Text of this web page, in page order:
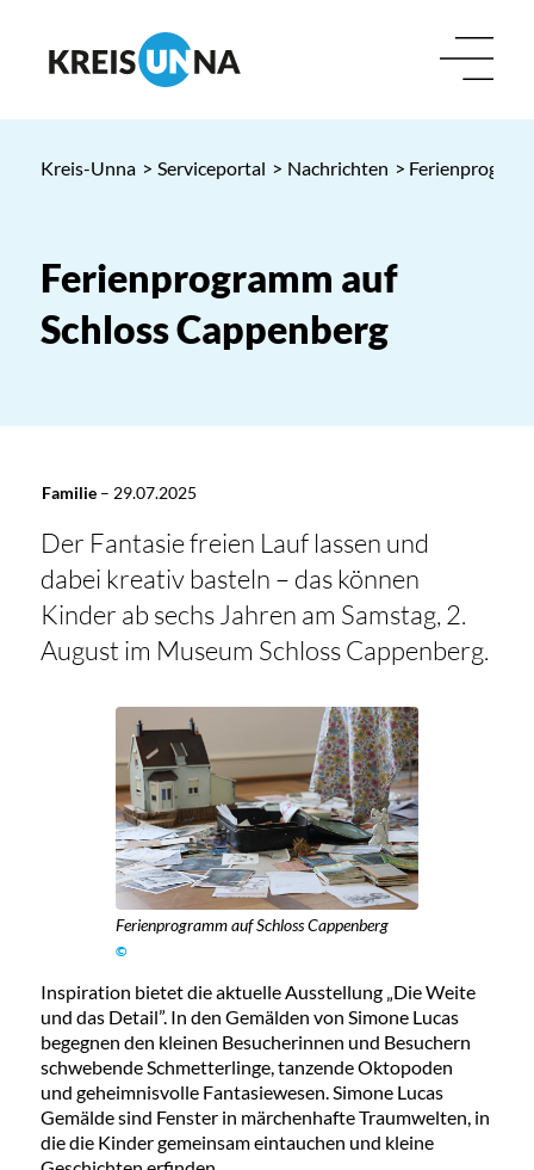
Kreis-Unna > Serviceportal > Nachrichten >
Ferienprogramm auf
Schloss Cappenberg
Familie– 29.07.2025
Der Fantasie freien Lauf lassen und
dabei kreativ basteln – das können
Kinder ab sechs Jahren am Samstag, 2.
August im Museum Schloss Cappenberg.
Ferienprogramm auf Schloss Cappenberg
©
Inspiration bietet die aktuelle Ausstellung „Die Weite
und das Detail”. In den Gemälden von Simone Lucas
begegnen den kleinen Besucherinnen und Besuchern
schwebende Schmetterlinge, tanzende Oktopoden
und geheimnisvolle Fantasiewesen. Simone Lucas
Gemälde sind Fenster in märchenhafte Traumwelten, in
die die Kinder gemeinsam eintauchen und kleine